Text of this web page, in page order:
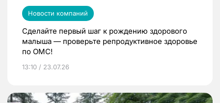
Новости компаний
Сделайте первый шаг к рождению здорового
малыша — проверьте репродуктивное здоровье
по ОМС!
13:10 / 23.07.26